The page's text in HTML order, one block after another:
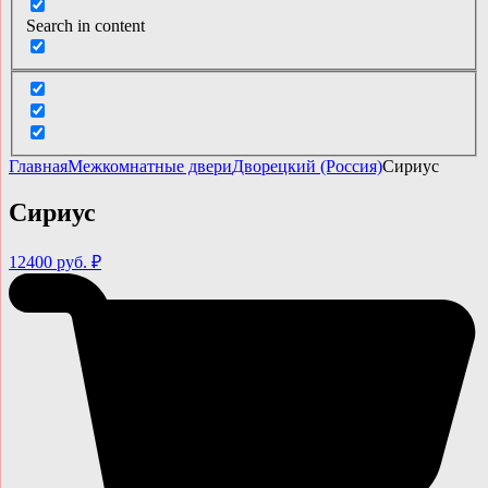
Search in content
ГлавнаяМежкомнатные двериДворецкий (Россия)Сириус
Сириус
12400 руб. ₽